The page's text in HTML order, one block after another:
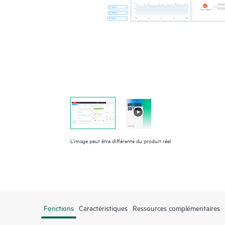
L’image peut être différente du produit réel
Fonctions Caractéristiques Ressources complémentaires